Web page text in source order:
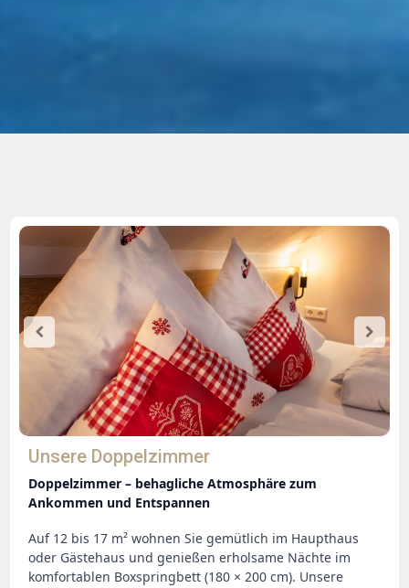
Unsere Doppelzimmer
Doppelzimmer – behagliche Atmosphäre zum
Ankommen und Entspannen
Auf 12 bis 17 m² wohnen Sie gemütlich im Haupthaus
oder Gästehaus und genießen erholsame Nächte im
komfortablen Boxspringbett (180 × 200 cm). Unsere